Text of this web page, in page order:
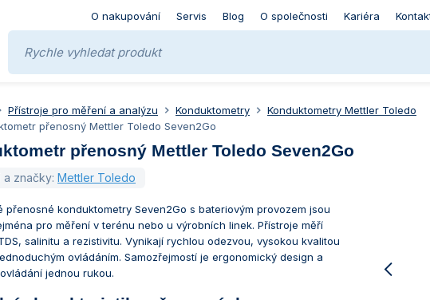
O nakupování Servis Blog O společnosti Kariéra
Přístroje pro měření a analýzu Konduktometry
Konduktometry Mettler Toledo
přenosný Mettler Toledo Seven2Go
přenosný Mettler Toledo Seven2Go
značky: Mettler Toledo
přenosné konduktometry Seven2Go s bateriovým provozem jsou
pro měření v terénu nebo u výrobních linek. Přístroje měří
salinitu a rezistivitu. Vynikají rychlou odezvou, vysokou kvalitou
ovládáním. Samozřejmostí je ergonomický design a
jednou rukou.